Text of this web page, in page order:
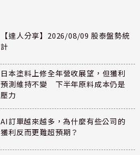
【達人分享】2026/08/09 股泰盤勢統
計
日本塗料上修全年營收展望，但獲利
預測維持不變 下半年原料成本仍是
壓力
AI訂單越來越多，為什麼有些公司的
獲利反而更難超預期？